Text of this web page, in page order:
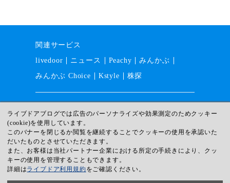
関連サービス
livedoor
ニュース Peachy
みんかぶ
みんかぶ Choice
Kstyle 株探
ガイドライン
プライバシー
ヘルプ
ライブドアブログでは広告のパーソナライズや効果測定のためクッキー
(cookie)を使用しています。
このバナーを閉じるか閲覧を継続することでクッキーの使用を承認いた
だいたものとさせていただきます。
また、お客様は当社パートナー企業における所定の手続きにより、クッ
キーの使用を管理することもできます。
詳細はライブドア利用規約をご確認ください。